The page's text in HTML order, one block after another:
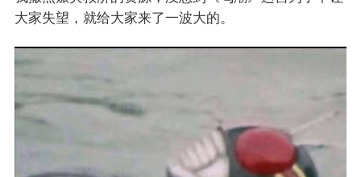
大家失望，就给大家来了一波大的。